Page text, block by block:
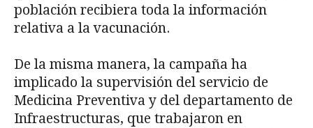
población recibiera toda la información
relativa a la vacunación.
De la misma manera, la campaña ha
implicado la supervisión del servicio de
Medicina Preventiva y del departamento de
Infraestructuras, que trabajaron en